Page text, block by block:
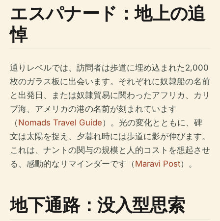
エスパナード：地上の追
悼
通りレベルでは、訪問者は歩道に埋め込まれた2,000
枚のガラス板に出会います。それぞれに奴隷船の名前
と出発日、または奴隷貿易に関わったアフリカ、カリ
ブ海、アメリカの港の名前が刻まれています
（Nomads Travel Guide）。光の変化とともに、碑
文は太陽を捉え、夕暮れ時には歩道に影が伸びます。
これは、ナントの関与の規模と人的コストを想起させ
る、感動的なリマインダーです（Maravi Post）。
地下通路：没入型思索